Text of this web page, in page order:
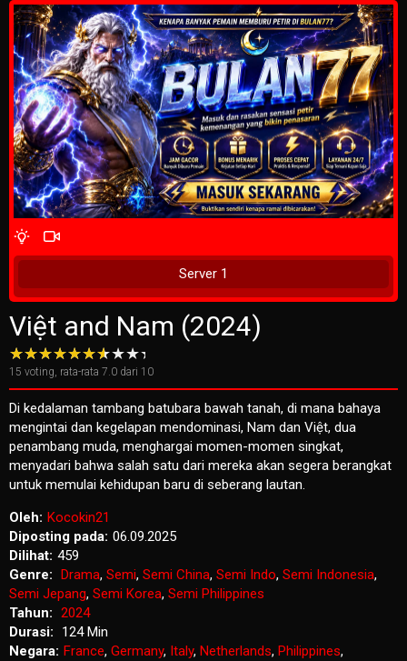
Tunggu 2 Detik
4 Wait Time
Server 1
Việt and Nam (2024)
15 voting, rata-rata 7.0 dari 10
Di kedalaman tambang batubara bawah tanah, di mana bahaya
mengintai dan kegelapan mendominasi, Nam dan Việt, dua
penambang muda, menghargai momen-momen singkat,
menyadari bahwa salah satu dari mereka akan segera berangkat
untuk memulai kehidupan baru di seberang lautan.
Oleh: Kocokin21
Diposting pada: 06.09.2025
Dilihat: 459
Genre:
Drama, Semi, Semi China, Semi Indo, Semi Indonesia,
Semi Jepang, Semi Korea, Semi Philippines
Tahun: 2024
Durasi:
124 Min
Negara: France, Germany, Italy, Netherlands, Philippines,